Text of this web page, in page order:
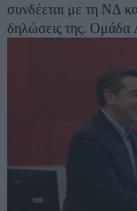
συνδέεται με τη ΝΔ
δηλώσεις